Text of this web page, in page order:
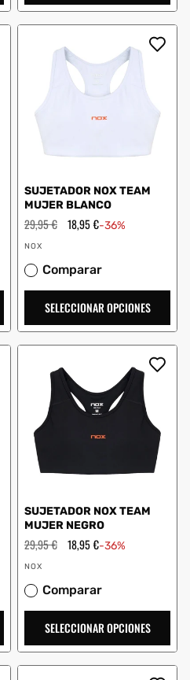
SUJETADOR NOX TEAM
MUJER BLANCO
Precio
habitual
29,95 € Precio
de
18,95 €-36%
Proveedor:
NOX
Comparar
SELECCIONAR OPCIONES
SUJETADOR NOX TEAM
MUJER NEGRO
Precio
habitual
29,95 € Precio
de
18,95 €-36%
Proveedor:
NOX
Comparar
SELECCIONAR OPCIONES